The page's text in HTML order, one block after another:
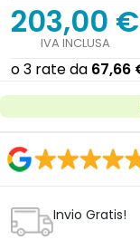
203,00 €
IVA INCLUSA
Invio Gratis!